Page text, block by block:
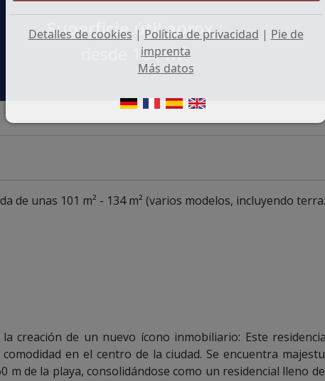
Superficie útil aprox.:
desde 101 m²
unas 101 m² - 134 m² (varios modelos, incluyendo
creación de un nuevo ícono inmobiliario: Este
en el centro de la ciudad. Se encuentra
de la playa, consolidándose como un residencial lleno
Detalles de cookies | Política de privacidad | Pie de
imprenta
Más datos